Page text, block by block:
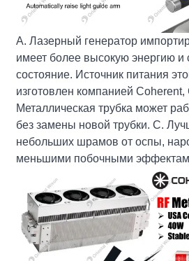
А. Лазерный генератор
имеет более высокую энергию и
состояние. Источник питания
изготовлен компанией
Металлическая трубка может
без замены новой трубки. C.
небольших шрамов от оспы,
меньшими побочными